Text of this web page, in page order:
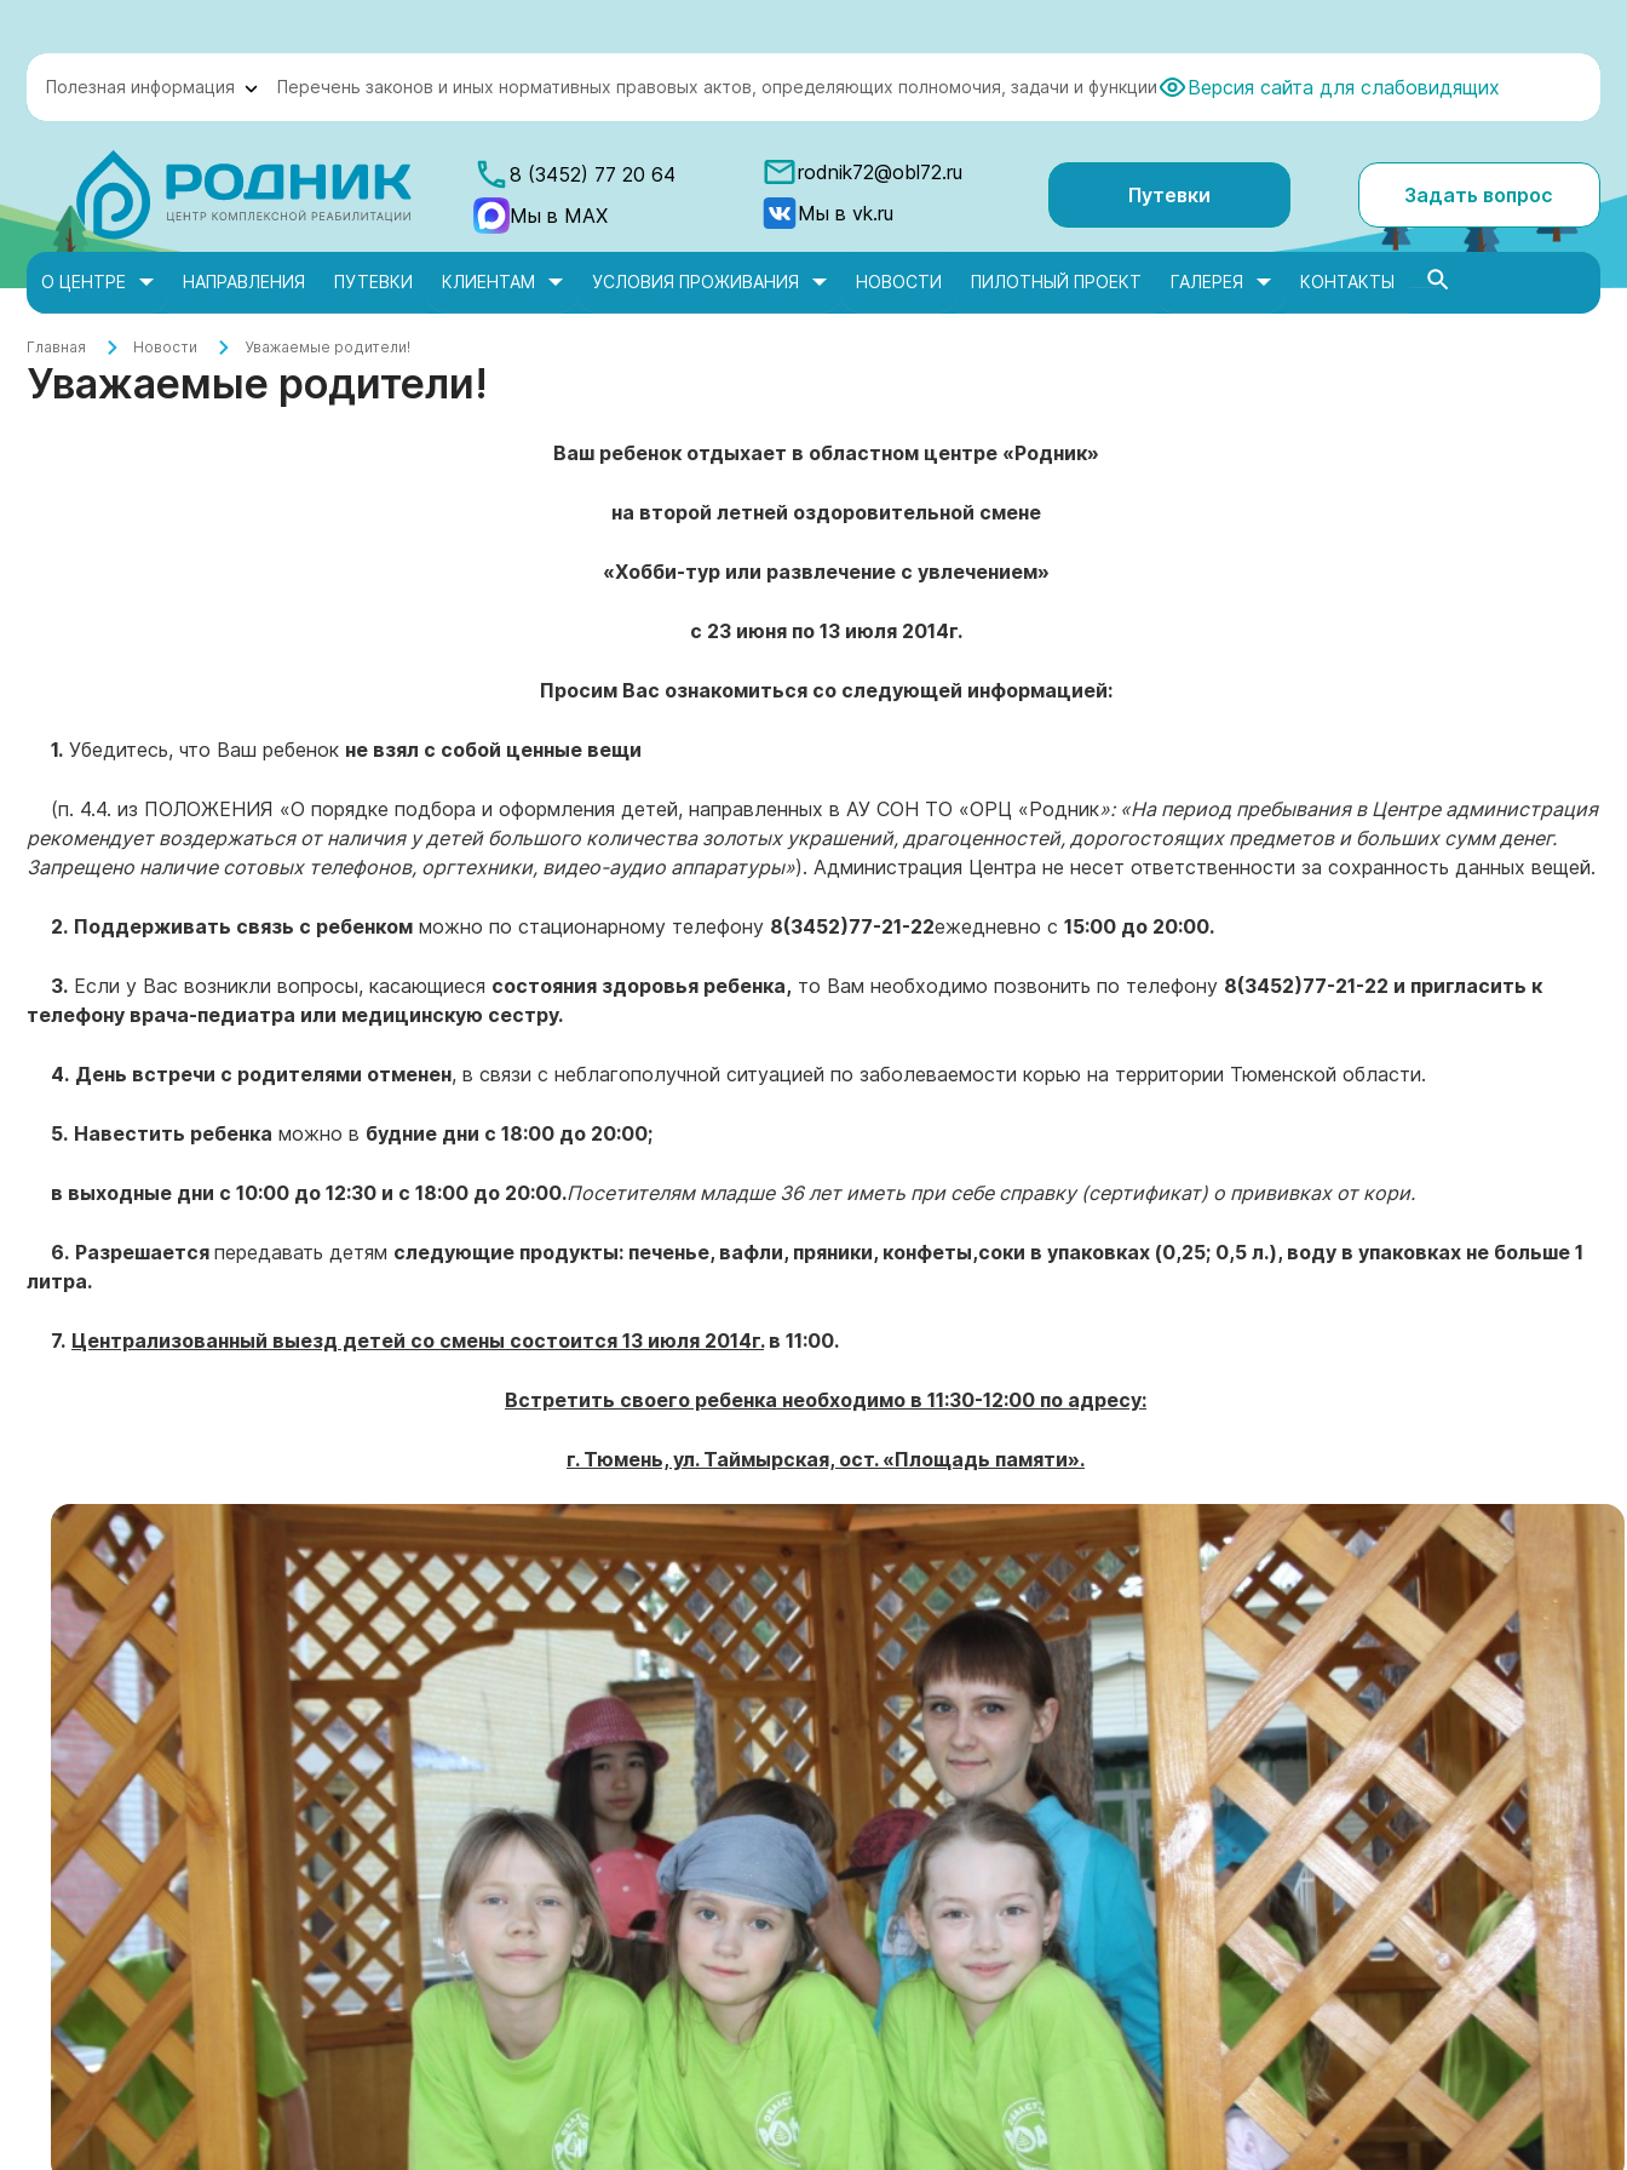
Полезная информация Перечень законов и иных нормативных правовых актов, определяющих полномочия, задачи и функции Версия сайта для слабовидящих
8 (3452) 77 20 64
Мы в MAX
rodnik72@obl72.ru
Мы в vk.ru
Путевки Задать вопрос
О ЦЕНТРЕ НАПРАВЛЕНИЯ ПУТЕВКИ КЛИЕНТАМ УСЛОВИЯ ПРОЖИВАНИЯ НОВОСТИ ПИЛОТНЫЙ ПРОЕКТ ГАЛЕРЕЯ КОНТАКТЫ
Главная Новости Уважаемые родители!
Уважаемые родители!
Ваш ребенок отдыхает в областном центре «Родник»
на второй летней оздоровительной смене
«Хобби-тур или развлечение с увлечением»
с 23 июня по 13 июля 2014г.
Просим Вас ознакомиться со следующей информацией:
1. Убедитесь, что Ваш ребенок не взял с собой ценные вещи
(п. 4.4. из ПОЛОЖЕНИЯ «О порядке подбора и оформления детей, направленных в АУ СОН ТО «ОРЦ «Родник»: «На период пребывания в Центре администрация
рекомендует воздержаться от наличия у детей большого количества золотых украшений, драгоценностей, дорогостоящих предметов и больших сумм денег.
Запрещено наличие сотовых телефонов, оргтехники, видео-аудио аппаратуры»). Администрация Центра не несет ответственности за сохранность данных вещей.
2. Поддерживать связь с ребенком можно по стационарному телефону 8(3452)77-21-22ежедневно с 15:00 до 20:00.
3. Если у Вас возникли вопросы, касающиеся состояния здоровья ребенка, то Вам необходимо позвонить по телефону 8(3452)77-21-22 и пригласить к
телефону врача-педиатра или медицинскую сестру.
4. День встречи с родителями отменен, в связи с неблагополучной ситуацией по заболеваемости корью на территории Тюменской области.
5. Навестить ребенка можно в будние дни с 18:00 до 20:00;
в выходные дни с 10:00 до 12:30 и с 18:00 до 20:00.Посетителям младше 36 лет иметь при себе справку (сертификат) о прививках от кори.
6. Разрешается передавать детям следующие продукты: печенье, вафли, пряники, конфеты,соки в упаковках (0,25; 0,5 л.), воду в упаковках не больше 1
литра.
7. Централизованный выезд детей со смены состоится 13 июля 2014г.в 11:00.
Встретить своего ребенка необходимо в 11:30-12:00 по адресу:
г. Тюмень, ул. Таймырская, ост. «Площадь памяти».